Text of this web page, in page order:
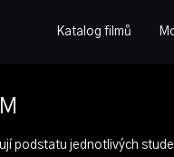
Katalog filmů
podstatu jednotlivých